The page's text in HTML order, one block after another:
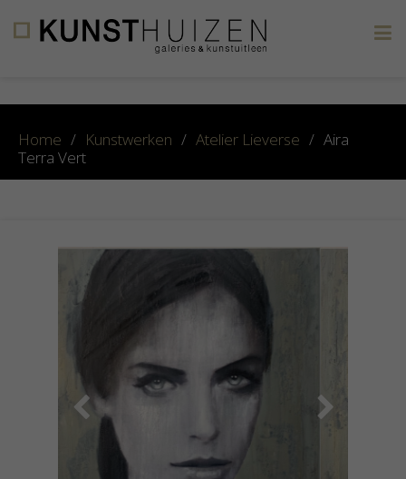
Home / Kunstwerken / Atelier Lieverse / Aira
Terra Vert